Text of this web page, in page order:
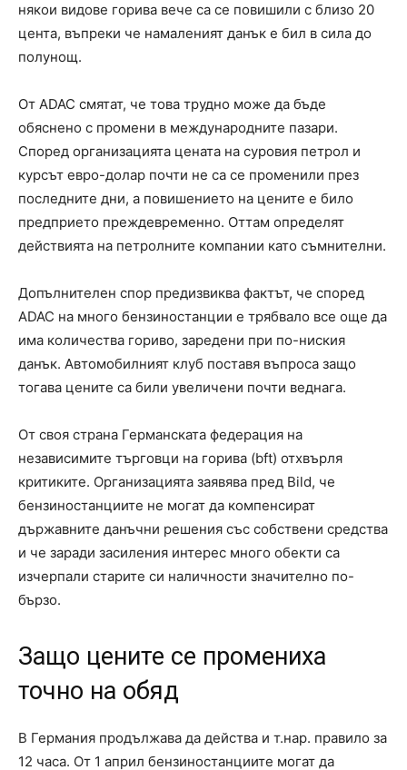
някои видове горива вече са се повишили с близо 20
цента, въпреки че намаленият данък е бил в сила до
полунощ.
От ADAC смятат, че това трудно може да бъде
обяснено с промени в международните пазари.
Според организацията цената на суровия петрол и
курсът евро-долар почти не са се променили през
последните дни, а повишението на цените е било
предприето преждевременно. Оттам определят
действията на петролните компании като съмнителни.
Допълнителен спор предизвиква фактът, че според
ADAC на много бензиностанции е трябвало все още да
има количества гориво, заредени при по-ниския
данък. Автомобилният клуб поставя въпроса защо
тогава цените са били увеличени почти веднага.
От своя страна Германската федерация на
независимите търговци на горива (bft) отхвърля
критиките. Организацията заявява пред Bild, че
бензиностанциите не могат да компенсират
държавните данъчни решения със собствени средства
и че заради засиления интерес много обекти са
изчерпали старите си наличности значително по-
бързо.
Защо цените се промениха
точно на обяд
В Германия продължава да действа и т.нар. правило за
12 часа. От 1 април бензиностанциите могат да